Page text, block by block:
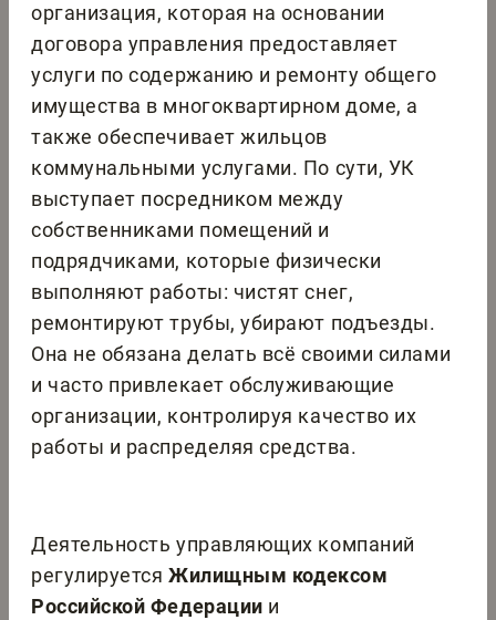
организация, которая на основании
договора управления предоставляет
услуги по содержанию и ремонту общего
имущества в многоквартирном доме, а
также обеспечивает жильцов
коммунальными услугами. По сути, УК
выступает посредником между
собственниками помещений и
подрядчиками, которые физически
выполняют работы: чистят снег,
ремонтируют трубы, убирают подъезды.
Она не обязана делать всё своими силами
и часто привлекает обслуживающие
организации, контролируя качество их
работы и распределяя средства.
Деятельность управляющих компаний
регулируетсяЖилищным кодексом
Российской Федерации и